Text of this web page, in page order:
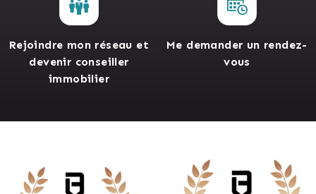
Rejoindre mon réseau et
devenir conseiller
immobilier
Me demander un rendez-
vous